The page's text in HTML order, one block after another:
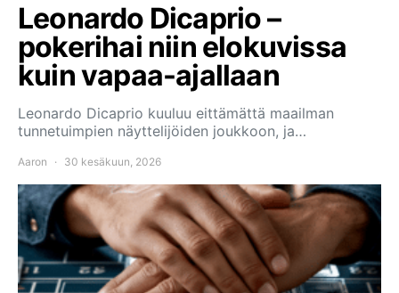
Leonardo Dicaprio –
pokerihai niin elokuvissa
kuin vapaa-ajallaan
Leonardo Dicaprio kuuluu eittämättä maailman
tunnetuimpien näyttelijöiden joukkoon, ja…
Aaron 30 kesäkuun, 2026